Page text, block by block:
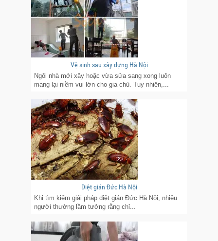
Vệ sinh sau xây dựng Hà Nội
Ngôi nhà mới xây hoặc vừa sửa sang xong luôn
mang lại niềm vui lớn cho gia chủ. Tuy nhiên,...
Diệt gián Đức Hà Nội
Khi tìm kiếm giải pháp diệt gián Đức Hà Nội, nhiều
người thường lầm tưởng rằng chỉ...